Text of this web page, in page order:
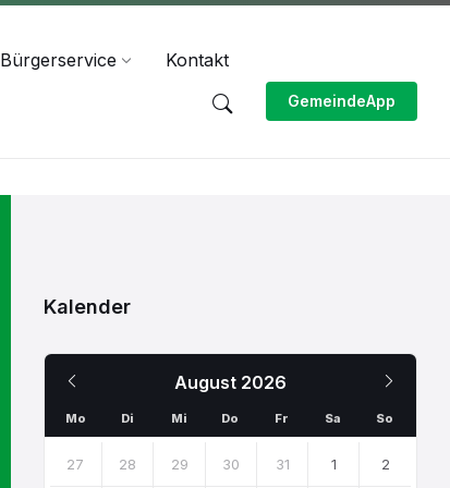
Bürgerservice Kontakt
GemeindeApp
Kalender
August 2026
Month
Mo Di Mi Do Fr Sa So
calendar
27 28 29 30 31 1 2